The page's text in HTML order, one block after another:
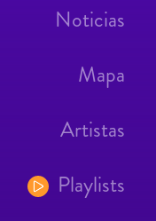
Noticias
Mapa
Artistas
Playlists